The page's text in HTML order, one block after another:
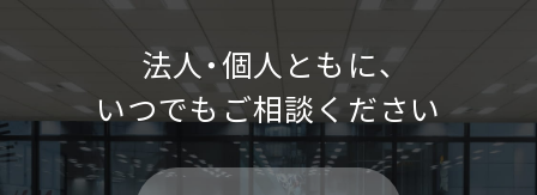
法人・個人ともに、
いつでもご相談ください